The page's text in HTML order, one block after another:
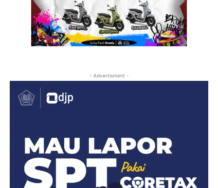
- Advertisment -